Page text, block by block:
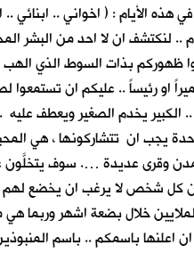
الأيام : ( اخواني .. ابنائي ..
لنكتشف ان لا احد من البشر
ظهوركم بذات السوط الذي
او رئيساً .. عليكم ان
يخدم الصغير ويعطف عليه
ان تتشاركونها ، هي المحبة
مدن وقرى عديدة …. سوف
شخص لا يرغب ان يخضع لهم و
خلال بضعة اشهر وربما
ان اعلنها باسمكم .. باسم